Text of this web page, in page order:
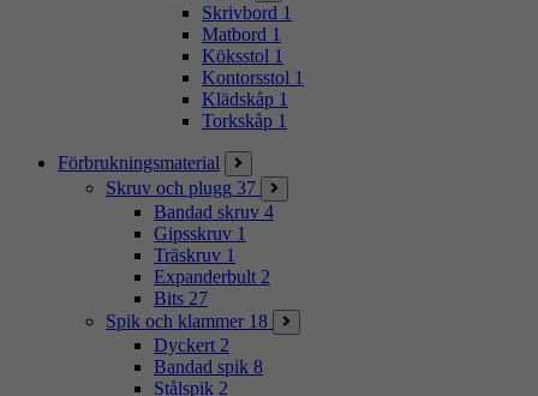
Skrivbord 1
Matbord 1
Köksstol 1
Kontorsstol 1
Klädskåp 1
Torkskåp 1
Förbrukningsmaterial
Skruv och plugg 37
Bandad skruv 4
Gipsskruv 1
Träskruv 1
Expanderbult 2
Bits 27
Spik och klammer 18
Dyckert 2
Bandad spik 8
Stålspik 2